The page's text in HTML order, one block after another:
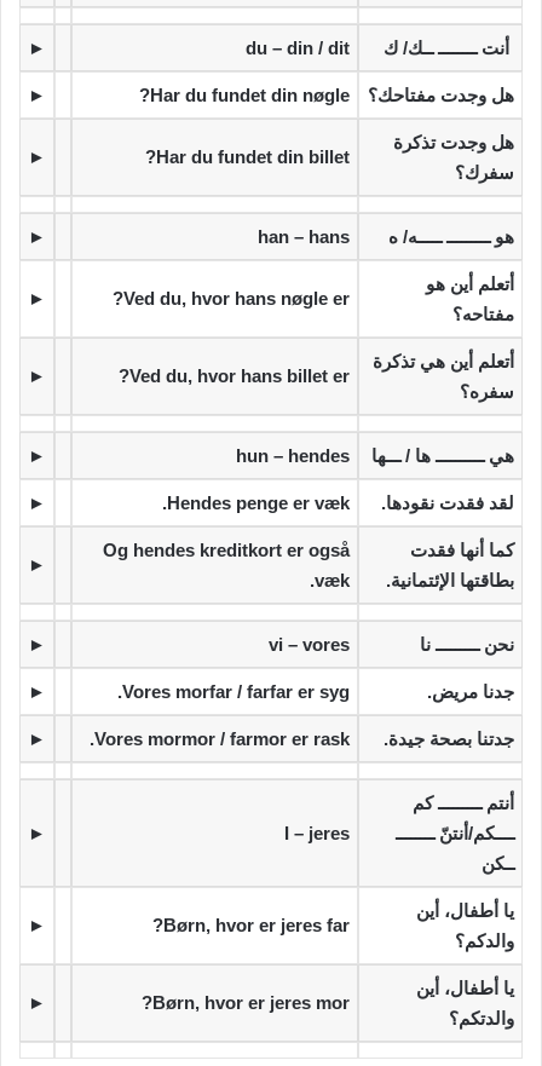
‫ أنت ــــــــ ــك/ ك du – din / dit
►
‫هل وجدت مفتاحك؟ Har du fundet din nøgle?
►
‫هل وجدت تذكرة
سفرك؟
Har du fundet din billet?
►
‫هو ـــــــــ ـــــه/ ه han – hans
►
‫أتعلم أين هو
مفتاحه؟
Ved du, hvor hans nøgle er?
►
‫أتعلم أين هي تذكرة
سفره؟
Ved du, hvor hans billet er?
►
‫هي ــــــــــ ها / ـــها hun – hendes
►
‫لقد فقدت نقودها. Hendes penge er væk.
►
‫كما أنها فقدت
بطاقتها الإئتمانية.
Og hendes kreditkort er også
væk.
►
‫نحن ـــــــــ نا vi – vores
►
‫جدنا مريض. Vores morfar / farfar er syg.
►
‫جدتنا بصحة جيدة. Vores mormor / farmor er rask.
►
‫أنتم ـــــــــ كم
ــــكم/أنتنّ ــــــــ
ــكن
I – jeres
►
‫يا أطفال، أين
والدكم؟
Børn, hvor er jeres far?
►
‫يا أطفال، أين
والدتكم؟
Børn, hvor er jeres mor?
►